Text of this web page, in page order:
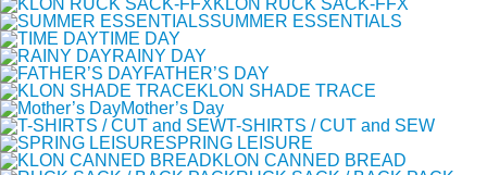
KLON RUCK SACK-FFX
SUMMER ESSENTIALS
TIME DAY
RAINY DAY
FATHER’S DAY
KLON SHADE TRACE
Mother’s Day
T-SHIRTS / CUT and SEW
SPRING LEISURE
KLON CANNED BREAD